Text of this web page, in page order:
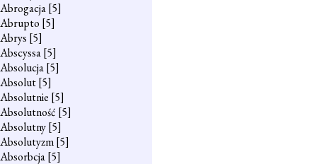
Abrogacja[5]
Abrupto [5]
Abrys [5]
Abscyssa[5]
Absolucja[5]
Absolut[5]
Absolutnie [5]
Absolutność [5]
Absolutny[5]
Absolutyzm[5]
Absorbcja[5]